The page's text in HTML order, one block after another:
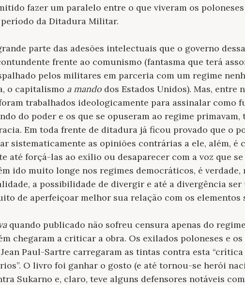
fazer um paralelo entre o que viveram os
da Ditadura Militar.
parte das adesões intelectuais que o governo
frente ao comunismo (fantasma que terá
pelos militares em parceria com um regime
o capitalismo a mando dos Estados Unidos). Mas, entre
trabalhados ideologicamente para assinalar como
do poder e os que se opuseram ao regime primavam,
Em toda frente de ditadura já ficou provado que o
sistematicamente as opiniões contrárias a ele, além, é
até forçá-las ao exílio ou desaparecer com a voz que
ido muito longe nos regimes democráticos, é verdade,
a possibilidade de divergir e até a divergência
de aperfeiçoar melhor sua relação com os elementos
quando publicado não sofreu censura apenas do
chegaram a criticar a obra. Os exilados poloneses e
Paul-Sartre carregaram as tintas contra esta “crítica
O livro foi ganhar o gosto (e até tornou-se herói
Sukarno e, claro, teve alguns defensores notáveis